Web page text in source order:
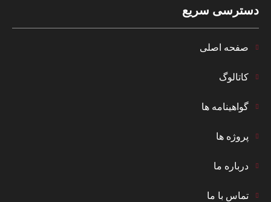
دسترسی سریع
صفحه اصلی
کاتالوگ
گواهینامه ها
پروژه ها
درباره ما
تماس با ما